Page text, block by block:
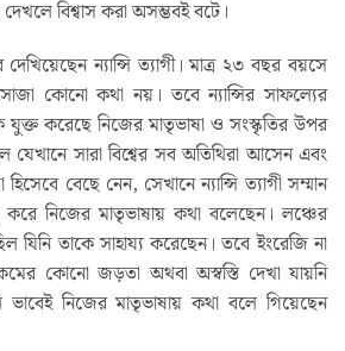
বিশ্বাস করা অসম্ভবই বটে।
ন্যান্সি ত্যাগী। মাত্র ২৩ বছর বয়সে
কোনো কথা নয়। তবে ন্যান্সির সাফল্যের
করেছে নিজের মাতৃভাষা ও সংস্কৃতির উপর
যেখানে সারা বিশ্বের সব অতিথিরা আসেন এবং
বেছে নেন, সেখানে ন্যান্সি ত্যাগী সম্মান
নিজের মাতৃভাষায় কথা বলেছেন। লঞ্চের
তাকে সাহায্য করেছেন। তবে ইংরেজি না
কোনো জড়তা অথবা অস্বস্তি দেখা যায়নি
ভাবেই নিজের মাতৃভাষায় কথা বলে গিয়েছেন